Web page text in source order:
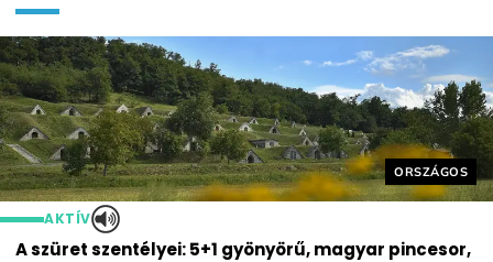
Helyszín
ORSZÁGOS
AKTÍV
A szüret szentélyei: 5+1 gyönyörű, magyar pincesor,